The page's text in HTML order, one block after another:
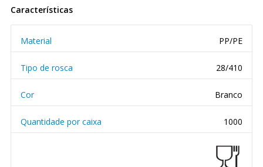
Características
Material PP/PE
Tipo de rosca 28/410
Cor Branco
Quantidade por caixa 1000